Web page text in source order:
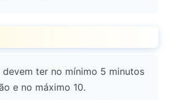
devem ter no mínimo 5 minutos
e no máximo 10.